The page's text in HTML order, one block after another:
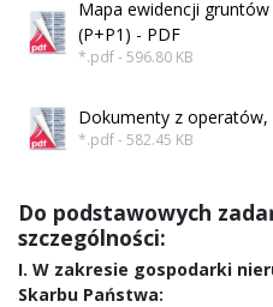
Mapa ewidencji
(P+P1) - PDF
*.pdf - 596.80 KB
Dokumenty z operatów,
*.pdf - 582.45 KB
Do podstawowych
szczególności:
I. W zakresie gospodarki
Skarbu Państwa: